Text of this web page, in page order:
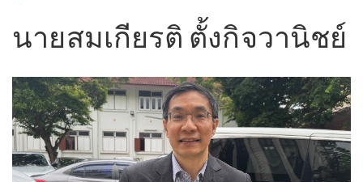
นายสมเกียรติ ตั้งกิจวานิชย์